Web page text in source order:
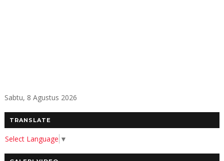
Sabtu, 8 Agustus 2026
TRANSLATE
Select Language ▼